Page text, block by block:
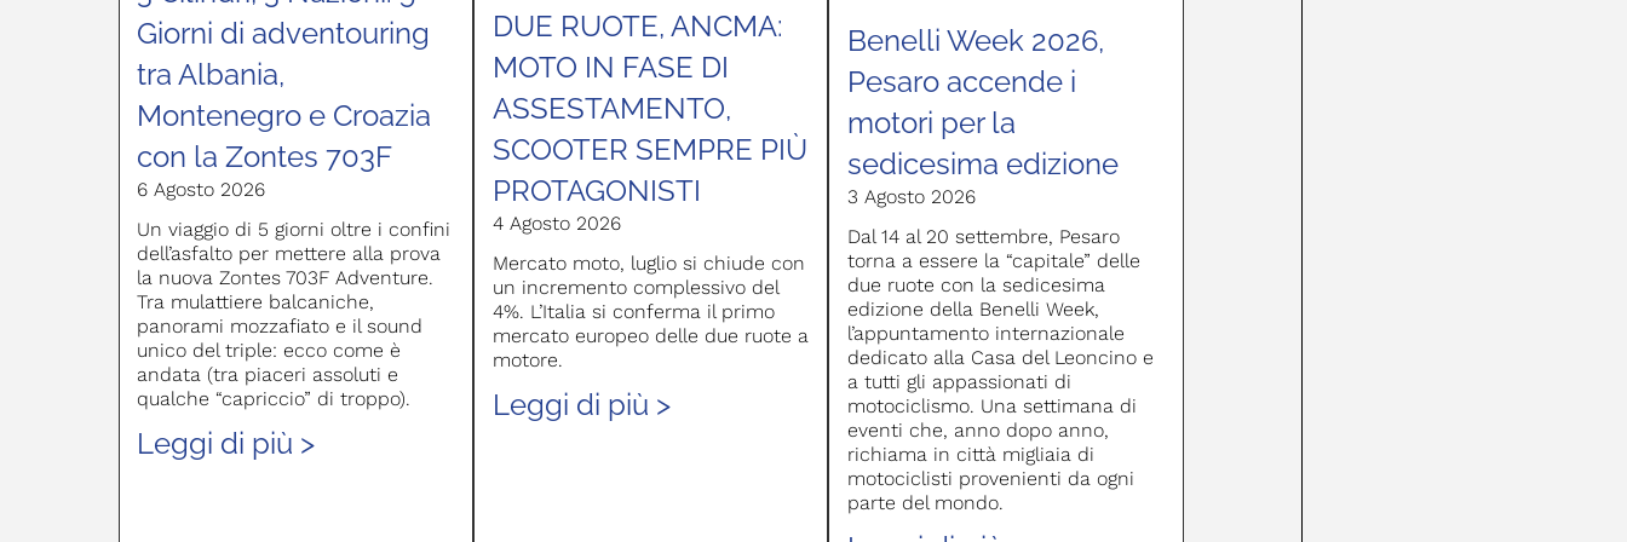
Giorni di adventouring
tra Albania,
Montenegro e Croazia
con la Zontes 703F
6 Agosto 2026
Un viaggio di 5 giorni oltre i confini
dell’asfalto per mettere alla prova
la nuova Zontes 703F Adventure.
Tra mulattiere balcaniche,
panorami mozzafiato e il sound
unico del triple: ecco come è
andata (tra piaceri assoluti e
qualche “capriccio” di troppo).
Leggi di più >
DUE RUOTE, ANCMA:
MOTO IN FASE DI
ASSESTAMENTO,
SCOOTER SEMPRE PIÙ
PROTAGONISTI
4 Agosto 2026
Mercato moto, luglio si chiude con
un incremento complessivo del
4%. L’Italia si conferma il primo
mercato europeo delle due ruote a
motore.
Leggi di più >
Benelli Week 2026,
Pesaro accende i
motori per la
sedicesima edizione
3 Agosto 2026
Dal 14 al 20 settembre, Pesaro
torna a essere la “capitale” delle
due ruote con la sedicesima
edizione della Benelli Week,
l’appuntamento internazionale
dedicato alla Casa del Leoncino e
a tutti gli appassionati di
motociclismo. Una settimana di
eventi che, anno dopo anno,
richiama in città migliaia di
motociclisti provenienti da ogni
parte del mondo.